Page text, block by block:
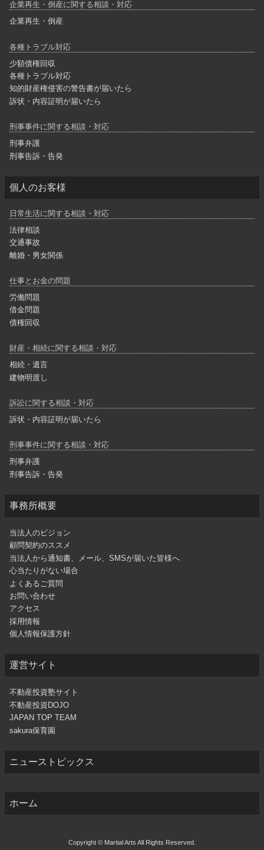
企業再生・倒産に関する相談・対応
企業再生・倒産
各種トラブル対応
少額債権回収
各種トラブル対応
知的財産権侵害の警告書が届いたら
訴状・内容証明が届いたら
刑事事件に関する相談・対応
刑事弁護
刑事告訴・告発
個人のお客様
日常生活に関する相談・対応
法律相談
交通事故
離婚・男女関係
仕事とお金の問題
労働問題
借金問題
債権回収
財産・相続に関する相談・対応
相続・遺言
建物明渡し
訴訟に関する相談・対応
訴状・内容証明が届いたら
刑事事件に関する相談・対応
刑事弁護
刑事告訴・告発
事務所概要
当法人のビジョン
顧問契約のススメ
当法人から通知書、メール、SMSが届いた皆様へ
心当たりがない場合
よくあるご質問
お問い合わせ
アクセス
採用情報
個人情報保護方針
運営サイト
不動産投資塾サイト
不動産投資DOJO
JAPAN TOP TEAM
sakura保育園
ニューストピックス
ホーム
Copyright © Martial Arts All Rights Reserved.